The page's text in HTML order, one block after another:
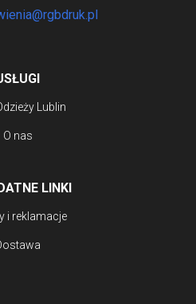
Lublin
O nas
LINKI
i reklamacje